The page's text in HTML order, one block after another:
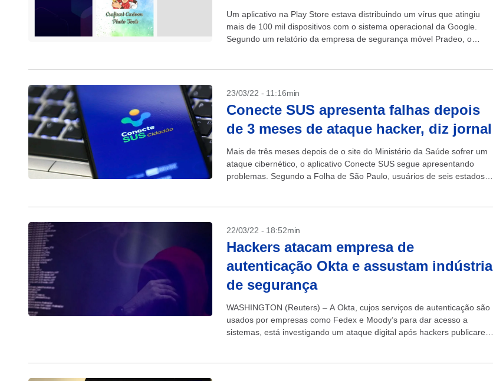
Um aplicativo na Play Store estava distribuindo um vírus que atingiu
mais de 100 mil dispositivos com o sistema operacional da Google.
Segundo um relatório da empresa de segurança móvel Pradeo, o
23/03/22 - 11:16min
Conecte SUS apresenta falhas depois
de 3 meses de ataque hacker, diz jornal
Mais de três meses depois de o site do Ministério da Saúde sofrer um
ataque cibernético, o aplicativo Conecte SUS segue apresentando
problemas. Segundo a Folha de São Paulo, usuários de seis estados
22/03/22 - 18:52min
Hackers atacam empresa de
autenticação Okta e assustam indústria
de segurança
WASHINGTON (Reuters) – A Okta, cujos serviços de autenticação são
usados por empresas como Fedex e Moody’s para dar acesso a
sistemas, está investigando um ataque digital após hackers publicarem